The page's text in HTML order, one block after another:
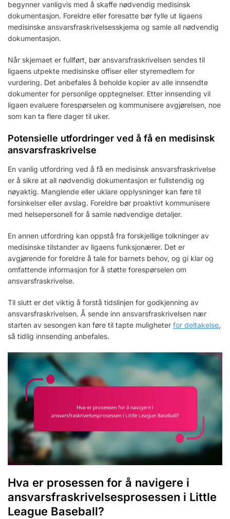
begynner vanligvis med å skaffe nødvendig medisinsk
dokumentasjon. Foreldre eller foresatte bør fylle ut ligaens
medisinske ansvarsfraskrivelsesskjema og samle all nødvendig
dokumentasjon.
Når skjemaet er fullført, bør ansvarsfraskrivelsen sendes til
ligaens utpekte medisinske offiser eller styremedlem for
vurdering. Det anbefales å beholde kopier av alle innsendte
dokumenter for personlige opptegnelser. Etter innsending vil
ligaen evaluere forespørselen og kommunisere avgjørelsen, noe
som kan ta flere dager til uker.
Potensielle utfordringer ved å få en medisinsk
ansvarsfraskrivelse
En vanlig utfordring ved å få en medisinsk ansvarsfraskrivelse
er å sikre at all nødvendig dokumentasjon er fullstendig og
nøyaktig. Manglende eller uklare opplysninger kan føre til
forsinkelser eller avslag. Foreldre bør proaktivt kommunisere
med helsepersonell for å samle nødvendige detaljer.
En annen utfordring kan oppstå fra forskjellige tolkninger av
medisinske tilstander av ligaens funksjonærer. Det er
avgjørende for foreldre å tale for barnets behov, og gi klar og
omfattende informasjon for å støtte forespørselen om
ansvarsfraskrivelse.
Til slutt er det viktig å forstå tidslinjen for godkjenning av
ansvarsfraskrivelsen. Å sende inn ansvarsfraskrivelsen nær
starten av sesongen kan føre til tapte muligheter for deltakelse,
så tidlig innsending anbefales.
Hva er prosessen for å navigere i
ansvarsfraskrivelsesprosessen i Little
League Baseball?